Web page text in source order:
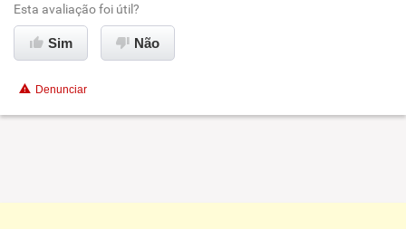
Conciliação com a vida familiar
Esta avaliação foi útil?
Sim Não
Denunciar